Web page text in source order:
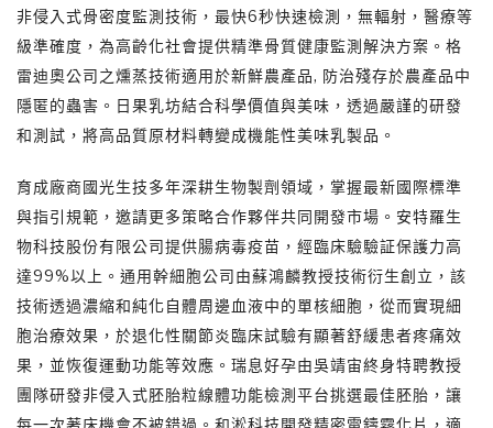
非侵入式骨密度監測技術，最快6秒快速檢測，無輻射，醫療等
級準確度，為高齡化社會提供精準骨質健康監測解決方案。格
雷迪奧公司之燻蒸技術適用於新鮮農產品, 防治殘存於農產品中
隱匿的蟲害。日果乳坊結合科學價值與美味，透過嚴謹的研發
和測試，將高品質原材料轉變成機能性美味乳製品。
育成廠商國光生技多年深耕生物製劑領域，掌握最新國際標準
與指引規範，邀請更多策略合作夥伴共同開發市場。安特羅生
物科技股份有限公司提供腸病毒疫苗，經臨床驗驗証保護力高
達99%以上。通用幹細胞公司由蘇鴻麟教授技術衍生創立，該
技術透過濃縮和純化自體周邊血液中的單核細胞，從而實現細
胞治療效果，於退化性關節炎臨床試驗有顯著舒緩患者疼痛效
果，並恢復運動功能等效應。瑞息好孕由吳靖宙終身特聘教授
團隊研發非侵入式胚胎粒線體功能檢測平台挑選最佳胚胎，讓
每一次著床機會不被錯過。和淞科技開發精密電鑄霧化片，適